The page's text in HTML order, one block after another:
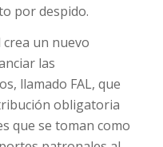
por despido.
un nuevo
las
llamado FAL, que
obligatoria
que se toman como